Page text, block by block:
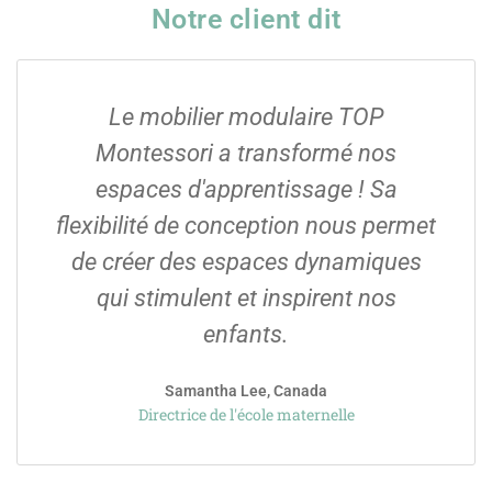
Notre client dit
Le mobilier modulaire TOP
Montessori a transformé nos
espaces d'apprentissage ! Sa
flexibilité de conception nous permet
de créer des espaces dynamiques
qui stimulent et inspirent nos
enfants.
Samantha Lee, Canada
Directrice de l'école maternelle